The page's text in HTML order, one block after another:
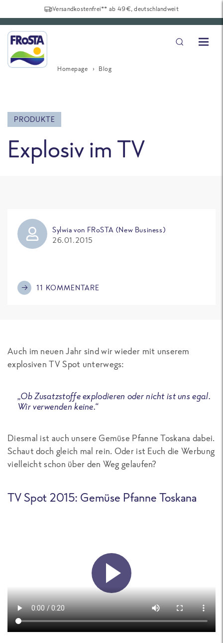
Versandkostenfrei** ab 49€, deutschlandweit
Homepage Blog
PRODUKTE
Explosiv im TV
Sylwia von FRoSTA (New Business)
26.01.2015
11 KOMMENTARE
Auch im neuen Jahr sind wir wieder mit unserem
explosiven TV Spot unterwegs:
„Ob Zusatzstoffe explodieren oder nicht ist uns egal.
Wir verwenden keine.“
Diesmal ist auch unsere Gemüse Pfanne Toskana dabei.
Schaut doch gleich mal rein. Oder ist Euch die Werbung
vielleicht schon über den Weg gelaufen?
TV Spot 2015: Gemüse Pfanne Toskana